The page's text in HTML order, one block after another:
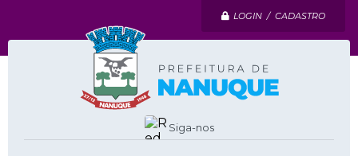
LOGIN / CADASTRO
Siga-nos